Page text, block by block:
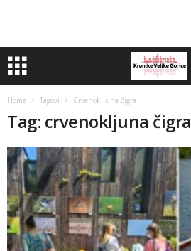
Home Tagovi Crvenokljuna čigra
Tag: crvenokljuna čigra